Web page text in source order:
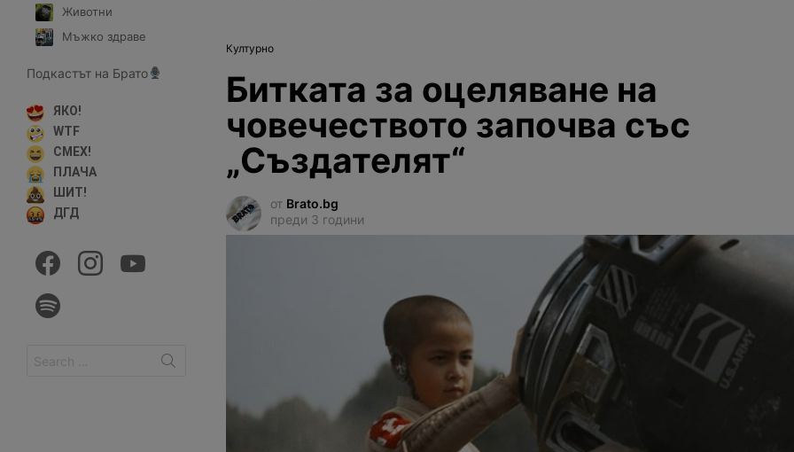
Културно
Битката за оцеляване на
човечеството започва със
„Създателят“
от Brato.bg
преди 3 години
Животни
Мъжко здраве
Подкастът на Брато
ЯКО!
WTF
СМЕХ!
ПЛАЧА
ШИТ!
ДГД
for: